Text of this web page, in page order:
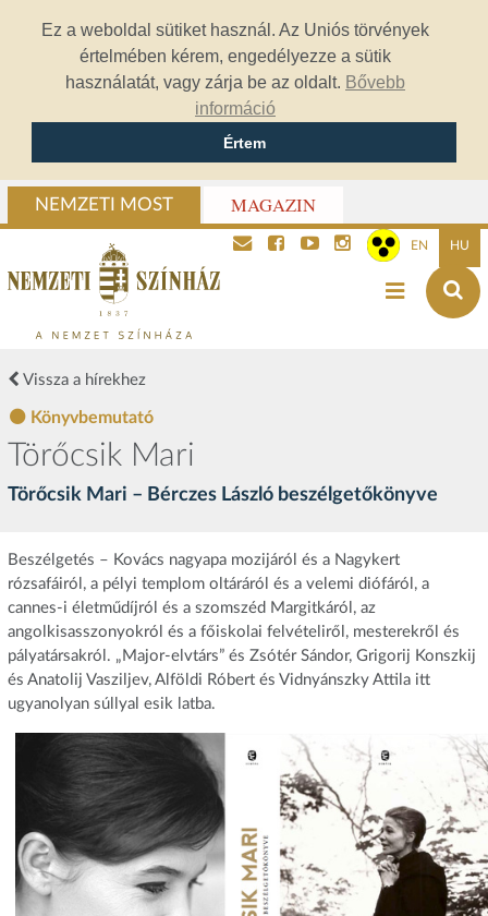
Ez a weboldal sütiket használ. Az Uniós törvények
értelmében kérem, engedélyezze a sütik
használatát, vagy zárja be az oldalt. Bővebb
információ
Értem
NEMZETI MOST MAGAZIN
EN HU
Vissza a hírekhez
Könyvbemutató
Törőcsik Mari
Törőcsik Mari – Bérczes László beszélgetőkönyve
Beszélgetés – Kovács nagyapa mozijáról és a Nagykert
rózsafáiról, a pélyi templom oltáráról és a velemi diófáról, a
cannes-i életműdíjról és a szomszéd Margitkáról, az
angolkisasszonyokról és a főiskolai felvételiről, mesterekről és
pályatársakról. „Major-elvtárs” és Zsótér Sándor, Grigorij Konszkij
és Anatolij Vasziljev, Alföldi Róbert és Vidnyánszky Attila itt
ugyanolyan súllyal esik latba.